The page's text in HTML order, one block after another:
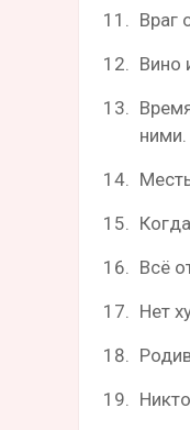
Враг
Вино
ними.
Всё
Нет